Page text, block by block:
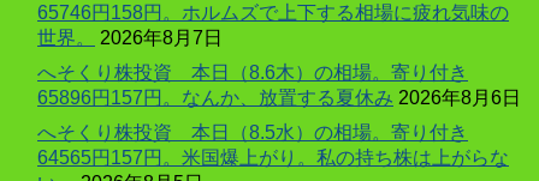
65746円158円。ホルムズで上下する相場に疲れ気味の
世界。
2026年8月7日
へそくり株投資 本日（8.6木）の相場。寄り付き
65896円157円。なんか、放置する夏休み 2026年8月6日
へそくり株投資 本日（8.5水）の相場。寄り付き
64565円157円。米国爆上がり。私の持ち株は上がらな